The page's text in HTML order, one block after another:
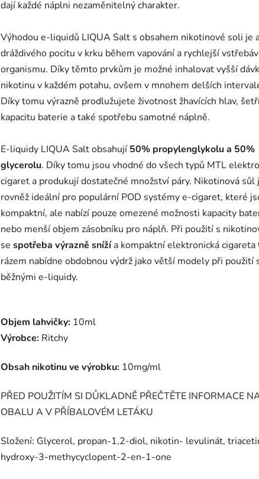
dají každé náplni nezaměnitelný charakter.
Výhodou e-liquidů LIQUA Salt s obsahem nikotinové soli je
dráždivého pocitu v krku během vapování a rychlejší
organismu. Díky těmto prvkům je možné inhalovat vyšší
nikotinu v každém potahu, ovšem v mnohem delších
Díky tomu výrazně prodlužujete životnost žhavících hlav,
kapacitu baterie a také spotřebu samotné náplně.
E-liquidy LIQUA Salt obsahují 50% propylenglykolu a 50%
glycerolu. Díky tomu jsou vhodné do všech typů MTL
cigaret a produkují dostatečné množství páry. Nikotinová sůl
rovněž ideální pro populární POD systémy e-cigaret, které
kompaktní, ale nabízí pouze omezené možnosti kapacity
nebo menší objem zásobníku pro náplň. Při použití s
se spotřeba výrazně snížía kompaktní elektronická cigareta
rázem nabídne obdobnou výdrž jako větší modely při použití
běžnými e-liquidy.
Objem lahvičky: 10ml
Výrobce: Ritchy
Obsah nikotinu ve výrobku: 10mg/ml
PŘED POUŽITÍM SI DŮKLADNĚ PŘEČTĚTE INFORMACE
OBALU A V PŘÍBALOVÉM LETÁKU
Složení: Glycerol, propan-1,2-diol, nikotin- levulinát,
hydroxy-3-methycyclopent-2-en-1-one